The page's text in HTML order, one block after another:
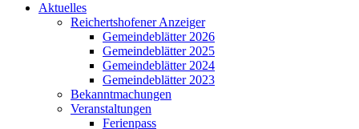
Aktuelles
Reichertshofener Anzeiger
Gemeindeblätter 2026
Gemeindeblätter 2025
Gemeindeblätter 2024
Gemeindeblätter 2023
Bekanntmachungen
Veranstaltungen
Ferienpass